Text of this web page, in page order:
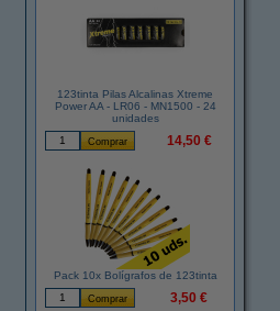
123tinta Pilas Alcalinas Xtreme
Power AA - LR06 - MN1500 - 24
unidades
14,50 €
Pack 10x Bolígrafos de 123tinta
3,50 €